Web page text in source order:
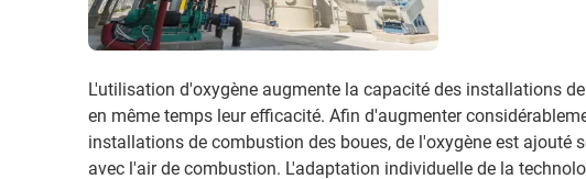
L'utilisation d'oxygène augmente la capacité des installations
en même temps leur efficacité. Afin d'augmenter
installations de combustion des boues, de l'oxygène est ajouté
avec l'air de combustion. L'adaptation individuelle de la